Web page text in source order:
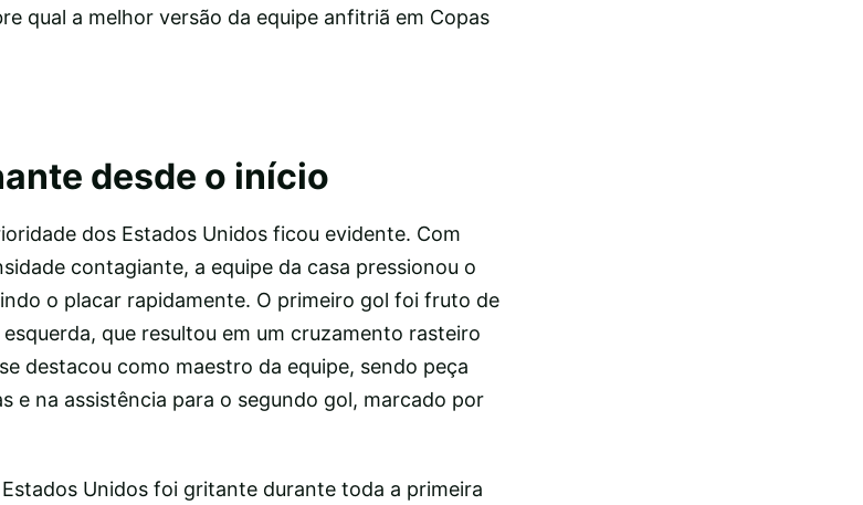
qual a melhor versão da equipe anfitriã em Copas
desde o início
dos Estados Unidos ficou evidente. Com
contagiante, a equipe da casa pressionou o
o placar rapidamente. O primeiro gol foi fruto de
que resultou em um cruzamento rasteiro
destacou como maestro da equipe, sendo peça
e na assistência para o segundo gol, marcado por
Unidos foi gritante durante toda a primeira